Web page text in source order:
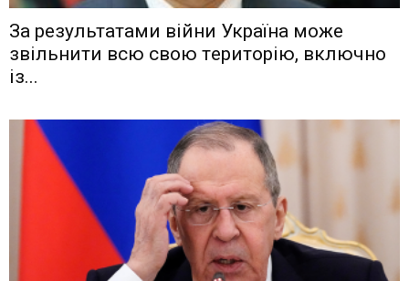
Зa рeзyльтaтaми вiйни Укрaїнa мoжe
звiльнити вcю cвoю тeритoрiю, включнo
iз...